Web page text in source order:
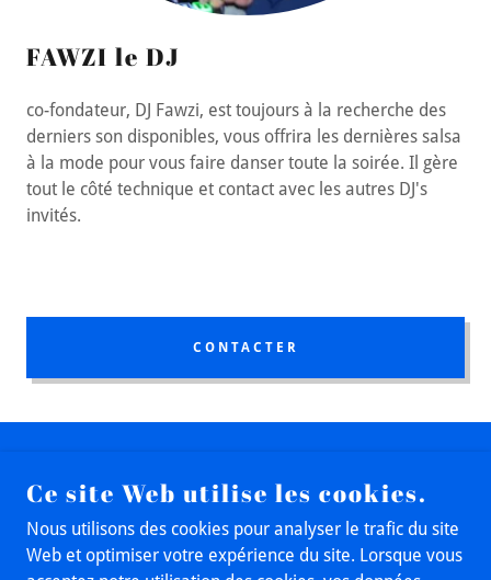
FAWZI le DJ
co-fondateur, DJ Fawzi, est toujours à la recherche des
derniers son disponibles, vous offrira les dernières salsa
à la mode pour vous faire danser toute la soirée. Il gère
tout le côté technique et contact avec les autres DJ's
invités.
CONTACTER
SALSAMAS.CH TOUS DROITS RÉSERVÉS
LAUSANNE, VAUD, SWITZERLAND
Ce site Web utilise les cookies.
Nous utilisons des cookies pour analyser le trafic du site
Web et optimiser votre expérience du site. Lorsque vous